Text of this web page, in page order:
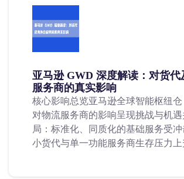
亚马逊 GWD 深度解读：对货代
服务商的真实影响
核心影响总览亚马逊全球智能枢纽仓
对物流服务商的影响呈现挑战与机
局：标准化、同质化的基础服务受
小货代与单一功能服务商生存压力上